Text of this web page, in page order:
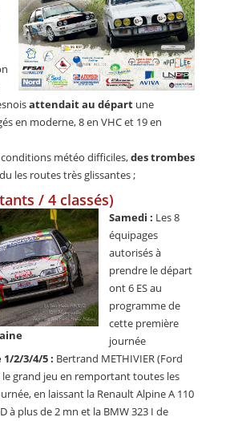
attendait au départ une
en moderne, 8 en VHC et 19 en
météo difficiles,des trombes
les routes très glissantes ;
/ 4 classés)
Samedi : Les 8
équipages
autorisés à
prendre le départ
ont 6 ES au
programme de
cette première
journée
1/2/3/4/5 : Bertrand METHIVIER (Ford
le grand jeu en remportant toutes les
en laissant la Renault Alpine A 110
à plus de 2 mn et la BMW 323 I de